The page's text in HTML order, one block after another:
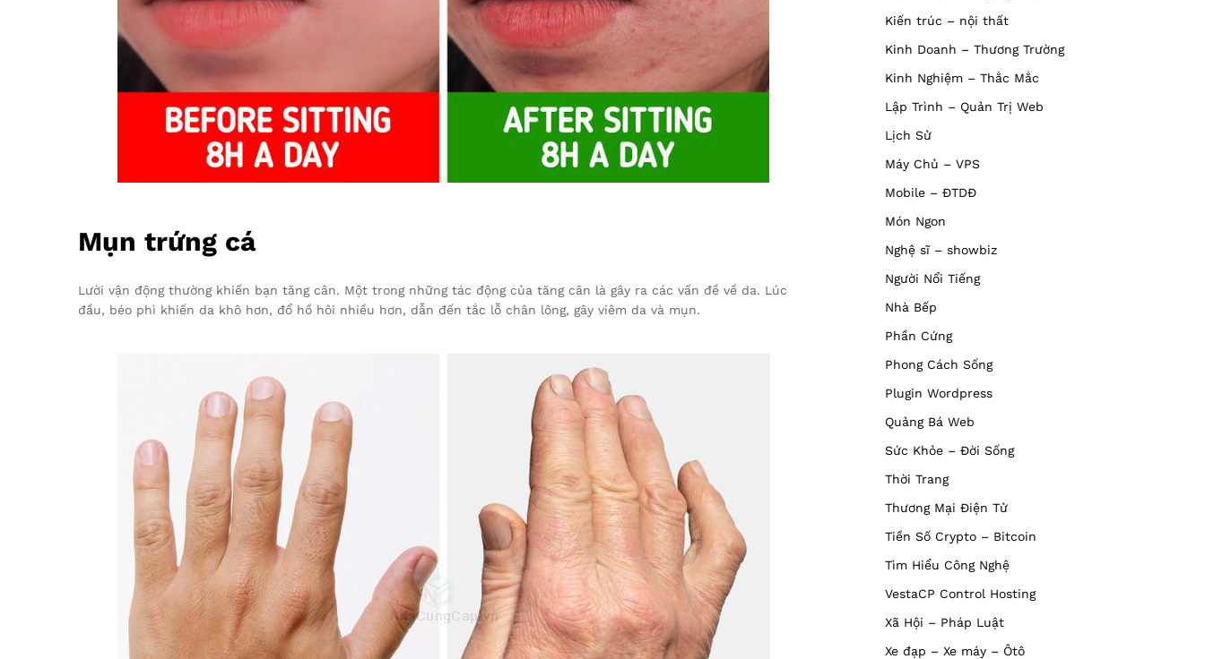
Mụn trứng cá
Lười vận động thường khiến bạn tăng cân. Một trong những tác động của tăng cân là gây ra các vấn đề về da. Lúc
đầu, béo phì khiến da khô hơn, đổ hồ hôi nhiều hơn, dẫn đến tắc lỗ chân lông, gây viêm da và mụn.
Kiến trúc – nội thất
Kinh Doanh – Thương Trường
Kinh Nghiệm – Thắc Mắc
Lập Trình – Quản Trị Web
Lịch Sử
Máy Chủ – VPS
Mobile – ĐTDĐ
Món Ngon
Nghệ sĩ – showbiz
Người Nổi Tiếng
Nhà Bếp
Phần Cứng
Phong Cách Sống
Plugin Wordpress
Quảng Bá Web
Sức Khỏe – Đời Sống
Thời Trang
Thương Mại Điện Tử
Tiền Số Crypto – Bitcoin
Tìm Hiểu Công Nghệ
VestaCP Control Hosting
Xã Hội – Pháp Luật
Xe đạp – Xe máy – Ôtô